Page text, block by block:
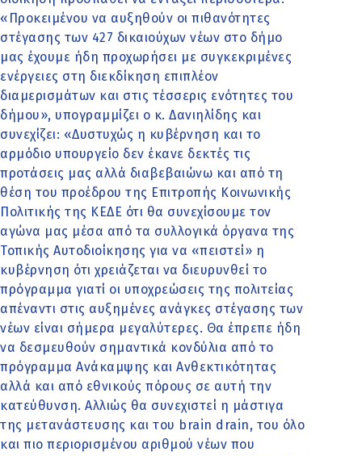
«Προκειμένου να αυξηθούν οι πιθανότητες
στέγασης των 427 δικαιούχων νέων στο δήμο
μας έχουμε ήδη προχωρήσει με συγκεκριμένες
ενέργειες στη διεκδίκηση επιπλέον
διαμερισμάτων και στις τέσσερις ενότητες του
δήμου», υπογραμμίζει ο κ. Δανιηλίδης και
συνεχίζει: «Δυστυχώς η κυβέρνηση και το
αρμόδιο υπουργείο δεν έκανε δεκτές τις
προτάσεις μας αλλά διαβεβαιώνω και από τη
θέση του προέδρου της Επιτροπής Κοινωνικής
Πολιτικής της ΚΕΔΕ ότι θα συνεχίσουμε τον
αγώνα μας μέσα από τα συλλογικά όργανα της
Τοπικής Αυτοδιοίκησης για να «πειστεί» η
κυβέρνηση ότι χρειάζεται να διευρυνθεί το
πρόγραμμα γιατί οι υποχρεώσεις της πολιτείας
απέναντι στις αυξημένες ανάγκες στέγασης των
νέων είναι σήμερα μεγαλύτερες. Θα έπρεπε ήδη
να δεσμευθούν σημαντικά κονδύλια από το
πρόγραμμα Ανάκαμψης και Ανθεκτικότητας
αλλά και από εθνικούς πόρους σε αυτή την
κατεύθυνση. Αλλιώς θα συνεχιστεί η μάστιγα
της μετανάστευσης και του brain drain, του όλο
και πιο περιορισμένου αριθμού νέων που